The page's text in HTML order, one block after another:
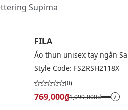
Supima
FILA
Áo thun unisex tay ngắn
Style Code: FS2RSH2118X
(0)
769,000₫1,099,000₫ i